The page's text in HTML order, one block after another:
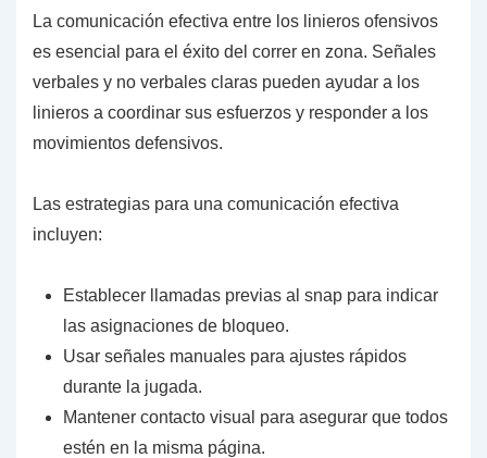
La comunicación efectiva entre los linieros ofensivos
es esencial para el éxito del correr en zona. Señales
verbales y no verbales claras pueden ayudar a los
linieros a coordinar sus esfuerzos y responder a los
movimientos defensivos.
Las estrategias para una comunicación efectiva
incluyen:
Establecer llamadas previas al snap para indicar
las asignaciones de bloqueo.
Usar señales manuales para ajustes rápidos
durante la jugada.
Mantener contacto visual para asegurar que todos
estén en la misma página.